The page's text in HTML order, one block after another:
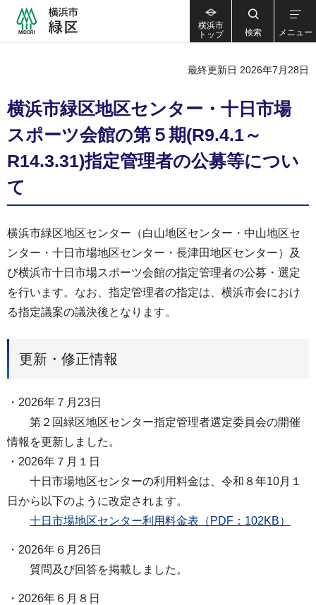
横浜市
トップ
検索 メニュー
最終更新日 2026年7月28日
横浜市緑区地区センター・十日市場
スポーツ会館の第５期(R9.4.1～
R14.3.31)指定管理者の公募等につい
て
横浜市緑区地区センター（白山地区センター・中山地区セ
ンター・十日市場地区センター・長津田地区センター）及
び横浜市十日市場スポーツ会館の指定管理者の公募・選定
を行います。なお、指定管理者の指定は、横浜市会におけ
る指定議案の議決後となります。
更新・修正情報
・2026年７月23日
第２回緑区地区センター指定管理者選定委員会の開催
情報を更新しました。
・2026年７月１日
十日市場地区センターの利用料金は、令和８年10月１
日から以下のように改定されます。
十日市場地区センター利用料金表（PDF：102KB）
・2026年６月26日
質問及び回答を掲載しました。
・2026年６月８日